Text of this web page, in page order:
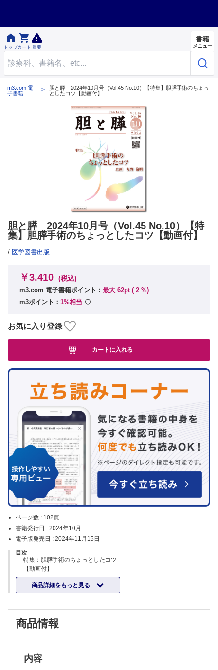

トップ

カート 重要
書籍
メニュー
m3.com 電
子書籍
胆と膵 2024年10月号（Vol.45 No.10）【特集】胆膵手術のちょっ
としたコツ【動画付】
胆と膵 2024年10月号（Vol.45 No.10）【特
集】胆膵手術のちょっとしたコツ【動画付】
/ 医学図書出版
ページ数 : 102頁
書籍発行日 : 2024年10月
電子版発売日 : 2024年11月15日
目次
特集：胆膵手術のちょっとしたコツ
【動画付】
企画：海野 倫明
腹腔動脈起始部狭窄症例に対する膵頭十二指腸切除術【動画付】
吉田 瑛司ほか
門脈浸潤を伴う膵頭部癌に対する外科治療【動画付】
青木 修一ほか
肝胆膵手術にアンスロンカテーテルをどのように使うか？【動画付】
山田 豪ほか
商品詳細をもっと見る
￥3,410 (税込)
m3.com 電子書籍ポイント： 最大 62pt ( 2 %)
m3ポイント： 1%相当
お気に入り登録
カートに入れる
商品情報
内容